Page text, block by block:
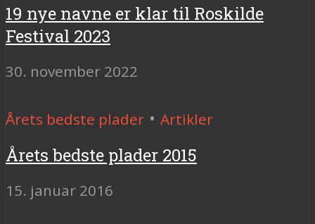
19 nye navne er klar til Roskilde
Festival 2023
30. november 2022
Årets bedste plader • Artikler
Årets bedste plader 2015
15. januar 2016